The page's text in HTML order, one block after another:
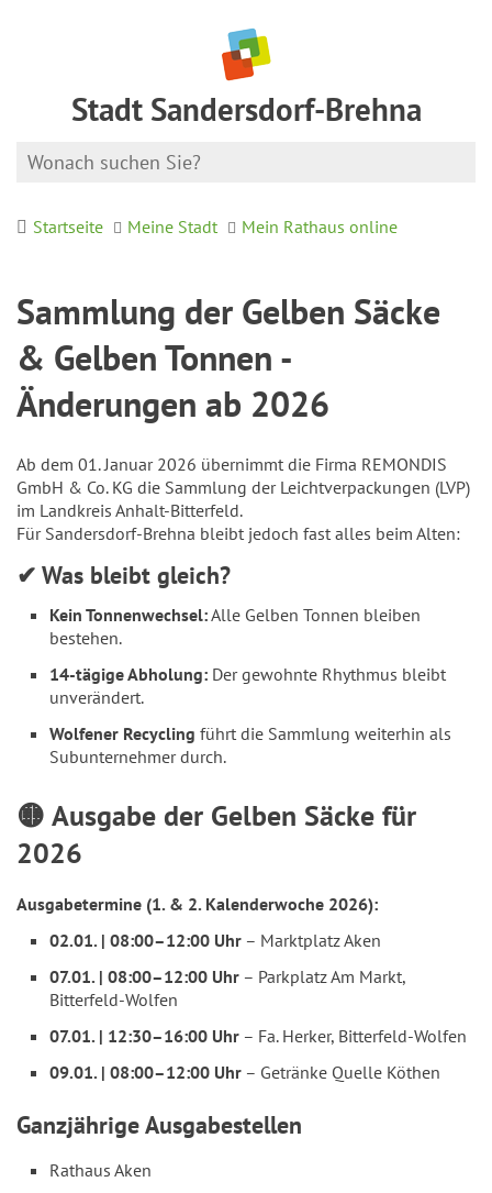
Stadt Sandersdorf-Brehna
Startseite Meine Stadt Mein Rathaus online
Sammlung der Gelben Säcke
& Gelben Tonnen -
Änderungen ab 2026
Ab dem 01. Januar 2026 übernimmt die Firma REMONDIS
GmbH & Co. KG die Sammlung der Leichtverpackungen (LVP)
im Landkreis Anhalt-Bitterfeld.
Für Sandersdorf-Brehna bleibt jedoch fast alles beim Alten:
✔ Was bleibt gleich?
Kein Tonnenwechsel:Alle Gelben Tonnen bleiben
bestehen.
14-tägige Abholung: Der gewohnte Rhythmus bleibt
unverändert.
Wolfener Recycling führt die Sammlung weiterhin als
Subunternehmer durch.
🟡 Ausgabe der Gelben Säcke für
2026
Ausgabetermine (1. & 2. Kalenderwoche 2026):
02.01. | 08:00–12:00 Uhr – Marktplatz Aken
07.01. | 08:00–12:00 Uhr – Parkplatz Am Markt,
Bitterfeld-Wolfen
07.01. | 12:30–16:00 Uhr – Fa. Herker, Bitterfeld-Wolfen
09.01. | 08:00–12:00 Uhr – Getränke Quelle Köthen
Ganzjährige Ausgabestellen
Rathaus Aken